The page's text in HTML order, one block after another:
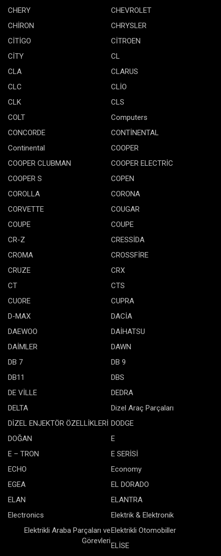
CHERY
CHEVROLET
CHİRON
CHRYSLER
CİTİGO
CİTROEN
CİTY
CL
CLA
CLARUS
CLC
CLİO
CLK
CLS
COLT
Computers
CONCORDE
CONTİNENTAL
Continental
COOPER
COOPER CLUBMAN
COOPER ELECTRİC
COOPER S
COPEN
COROLLA
CORONA
CORVETTE
COUGAR
COUPE
COUPE
CR-Z
CRESSİDA
CROMA
CROSSFİRE
CRUZE
CRX
CT
CTS
CUORE
CUPRA
D-MAX
DACİA
DAEWOO
DAİHATSU
DAİMLER
DAWN
DB 7
DB 9
DB11
DBS
DE VİLLE
DEDRA
DELTA
Dizel Araç Parçaları
DİZEL ENJEKTÖR ÖZELLİKLERİ DODGE
DOĞAN
E
E – TRON
E SERİSİ
ECHO
Economy
EGEA
EL DORADO
ELAN
ELANTRA
Electronics
Elektrik & Elektronik
Elektrikli Araba Parçaları ve
Görevleri
Elektrikli Otomobiller
ELİSE